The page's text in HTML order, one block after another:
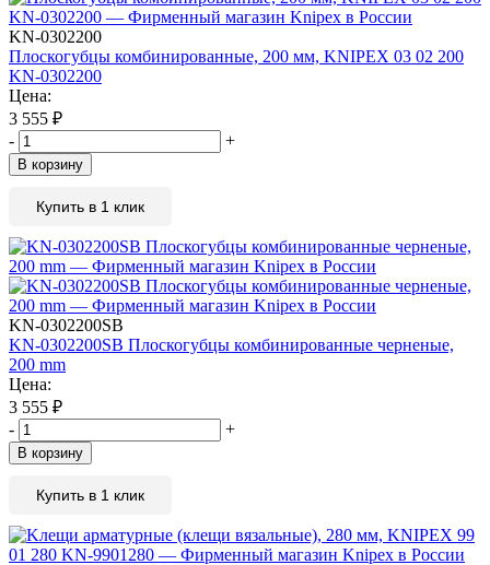
KN-0302200
Плоскогубцы комбинированные, 200 мм, KNIPEX 03 02 200
KN-0302200
Цена:
3 555 ₽
-
+
В корзину
Купить в 1 клик
KN-0302200SB
KN-0302200SB Плоскогубцы комбинированные черненые,
200 mm
Цена:
3 555 ₽
-
+
В корзину
Купить в 1 клик